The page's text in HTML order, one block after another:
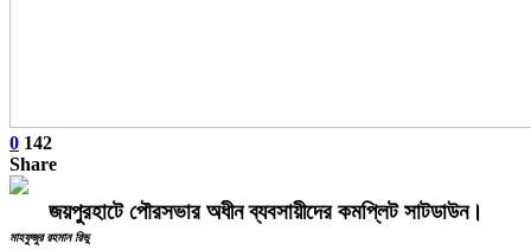
0 142
Share
জয়পুরহাটে পৌরসভার অধীন ব্যবসায়ীদের কমপ্লিট সাটডাউন।
মাহফুজুর রহমান রিভু